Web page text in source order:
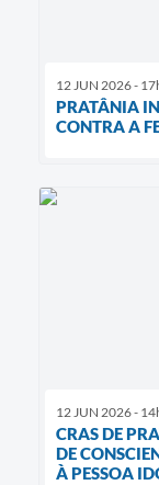
12 JUN 2026 -
PRATÂNIA
CONTRA A
12 JUN 2026 -
CRAS DE
DE
À PESSOA